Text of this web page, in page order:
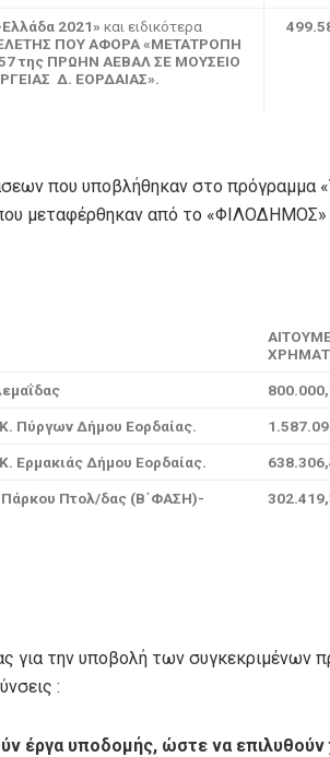
2021»και ειδικότερα
ΠΟΥ ΑΦΟΡΑ «ΜΕΤΑΤΡΟΠΗ
της ΠΡΩΗΝ ΑΕΒΑΛ ΣΕ ΜΟΥΣΕΙΟ
Δ. ΕΟΡΔΑΙΑΣ».
που υποβλήθηκαν στο πρόγραμμα
μεταφέρθηκαν από το «ΦΙΛΟΔΗΜΟΣ»
Πύργων Δήμου Εορδαίας.
Ερμακιάς Δήμου Εορδαίας.
Πάρκου Πτολ/δας (Β΄ΦΑΣΗ)-
για την υποβολή των συγκεκριμένων
:
έργα υποδομής, ώστε να επιλυθούν